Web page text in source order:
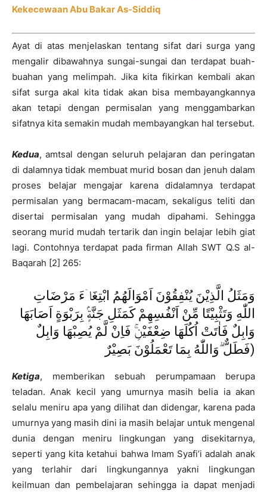
Kekecewaan Abu Bakar As-Siddiq
Ayat di atas menjelaskan tentang sifat dari surga yang
mengalir dibawahnya sungai-sungai dan terdapat buah-
buahan yang melimpah. Jika kita fikirkan kembali akan
sifat surga akal kita tidak akan bisa membayangkannya
akan tetapi dengan permisalan yang menggambarkan
sifatnya kita semakin mudah membayangkan hal tersebut.
Kedua, amtsal dengan seluruh pelajaran dan peringatan
di dalamnya tidak membuat murid bosan dan jenuh dalam
proses belajar mengajar karena didalamnya terdapat
permisalan yang bermacam-macam, sekaligus teliti dan
disertai permisalan yang mudah dipahami. Sehingga
seorang murid mudah tertarik dan ingin belajar lebih giat
lagi. Contohnya terdapat pada firman Allah SWT Q.S al-
Baqarah [2] 265:
اللّٰهِ وَتَثْبِيْتًا مِّنْ اَنْفُسِهِمْ كَمَثَلِ جَنَّةٍۢ بِرَبْوَةٍ اَصَابَهَا
وَابِلٌ فَاٰتَتْ اُكُلَهَا ضِعْفَيْنِۚ فَاِنْ لَّمْ يُصِبْهَا وَابِلٌ
فَطَلٌّ ۗوَاللّٰهُ بِمَا تَعْمَلُوْنَ بَصِيْرٌ)
Ketiga, memberikan sebuah perumpamaan berupa
teladan. Anak kecil yang umurnya masih belia ia akan
selalu meniru apa yang dilihat dan didengar, karena pada
umurnya yang masih dini ia masih belajar untuk mengenal
dunia dengan meniru lingkungan yang disekitarnya,
seperti yang kita ketahui bahwa Imam Syafi’i adalah anak
yang terlahir dari lingkungannya yakni lingkungan
keilmuan dan pembelajaran sehingga ia dapat menjadi